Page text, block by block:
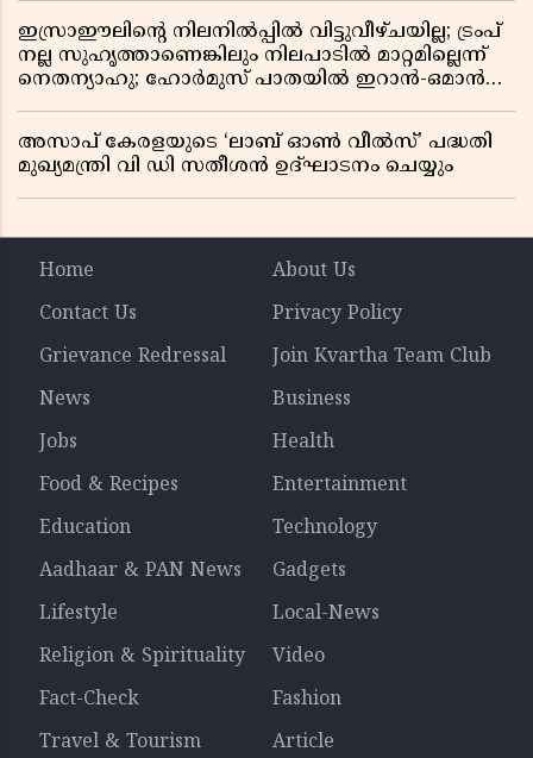
ഇസ്രാഈലിന്റെ നിലനിൽപ്പിൽ വിട്ടുവീഴ്ചയില്ല; ട്രംപ്
നല്ല സുഹൃത്താണെങ്കിലും നിലപാടിൽ മാറ്റമില്ലെന്ന്
നെതന്യാഹു; ഹോർമുസ് പാതയിൽ ഇറാൻ-ഒമാൻ
അസാപ് കേരളയുടെ ‘ലാബ് ഓൺ വീൽസ്’ പദ്ധതി
മുഖ്യമന്ത്രി വി ഡി സതീശൻ ഉദ്ഘാടനം ചെയ്യും
Home
About Us
Contact Us
Privacy Policy
Grievance Redressal
Join Kvartha Team Club
News
Business
Jobs
Health
Food & Recipes
Entertainment
Education
Technology
Aadhaar & PAN News
Gadgets
Lifestyle
Local-News
Religion & Spirituality
Video
Fact-Check
Fashion
Travel & Tourism
Article